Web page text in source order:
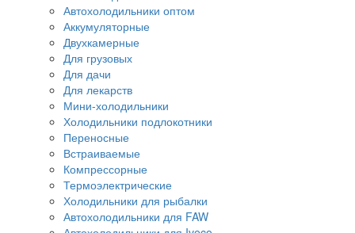
Автохолодильники оптом
Аккумуляторные
Двухкамерные
Для грузовых
Для дачи
Для лекарств
Мини-холодильники
Холодильники подлокотники
Переносные
Встраиваемые
Компрессорные
Термоэлектрические
Холодильники для рыбалки
Автохолодильники для FAW